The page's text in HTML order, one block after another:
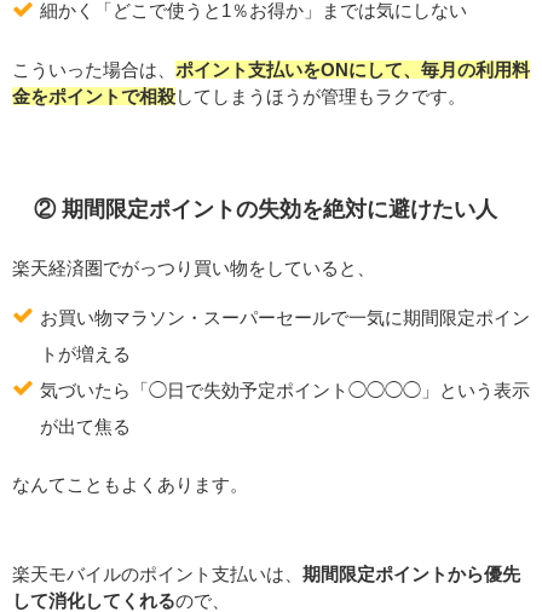
細かく「どこで使うと1％お得か」までは気にしない
こういった場合は、 ポイント支払いをONにして、毎月の利用料
金をポイントで相殺 してしまうほうが管理もラクです。
② 期間限定ポイントの失効を絶対に避けたい人
楽天経済圏でがっつり買い物をしていると、
お買い物マラソン・スーパーセールで一気に期間限定ポイン
トが増える
気づいたら「◯日で失効予定ポイント◯◯◯◯」という表示
が出て焦る
なんてこともよくあります。
楽天モバイルのポイント支払いは、 期間限定ポイントから優先
して消化してくれるので、